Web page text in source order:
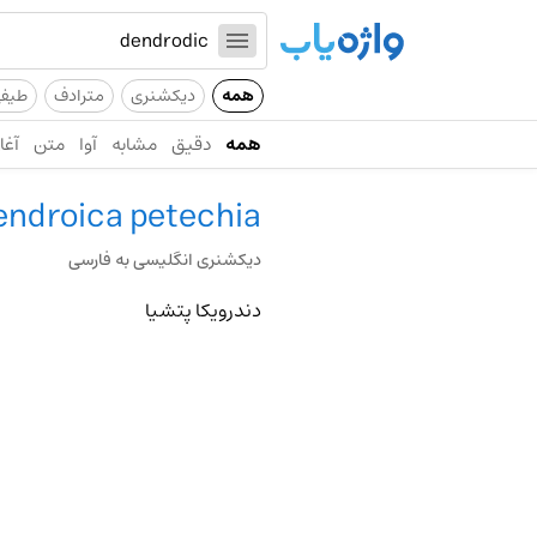
همه دیکشنری مترادف
همه دقیق مشابه آوا متن
petechia
دیکشنری انگلیسی به فارسی
دندرویکا پتشیا